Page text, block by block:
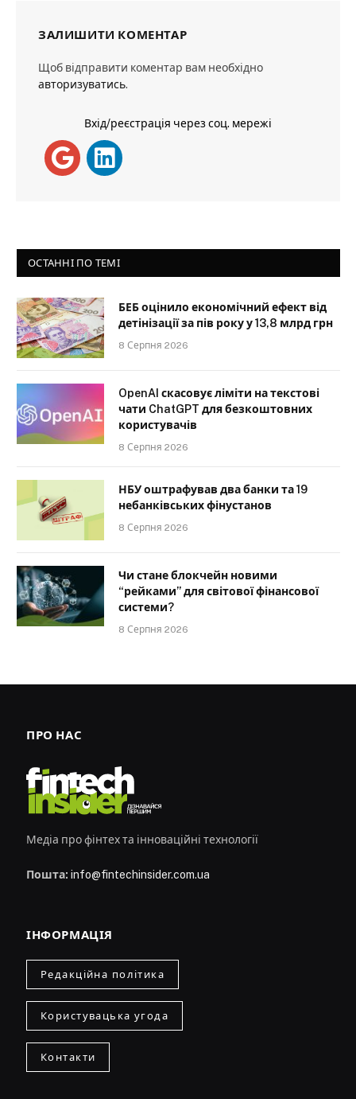
ЗАЛИШИТИ КОМЕНТАР
Щоб відправити коментар вам необхідно
авторизуватись.
Вхід/реєстрація через соц. мережі
ОСТАННІ ПО ТЕМІ
БЕБ оцінило економічний ефект від
детінізації за пів року у 13,8 млрд грн
8 Серпня 2026
OpenAI скасовує ліміти на текстові
чати ChatGPT для безкоштовних
користувачів
8 Серпня 2026
НБУ оштрафував два банки та 19
небанківських фінустанов
8 Серпня 2026
Чи стане блокчейн новими
“рейками” для світової фінансової
системи?
8 Серпня 2026
ПРО НАС
Медіа про фінтех та інноваційні технології
Пошта: info@fintechinsider.com.ua
ІНФОРМАЦІЯ
Редакційна політика
Користувацька угода
Контакти